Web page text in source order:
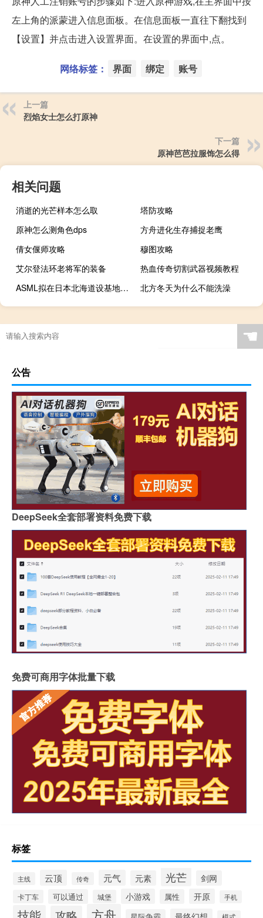
左上角的派蒙进入信息面板。在信息面板一直往下翻找到
【设置】并点击进入设置界面。在设置的界面中,点。
网络标签： 界面 绑定 账号
上一篇
烈焰女士怎么打原神
下一篇
原神芭芭拉服饰怎么得
相关问题
消逝的光芒样本怎么取
塔防攻略
原神怎么测角色dps
方舟进化生存捕捉老鹰
倩女偃师攻略
穆图攻略
艾尔登法环老将军的装备
热血传奇切割武器视频教程
ASML拟在日本北海道设基地为日本Rapidus半导体工厂提供支持
北方冬天为什么不能洗澡
☚
公告
DeepSeek全套部署资料免费下载
免费可商用字体批量下载
标签
主线 云顶 传奇 元气 元素 光芒 剑网
卡丁车 可以通过 城堡 小游戏 属性 开原 手机
方舟